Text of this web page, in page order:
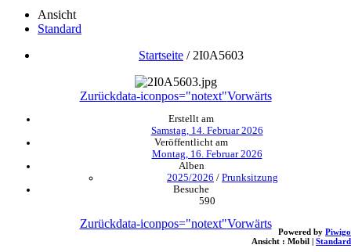
Ansicht
Standard
Startseite / 2I0A5603
Zurückdata-iconpos="notext"Vorwärts
Erstellt am
Samstag, 14. Februar 2026
Veröffentlicht am
Montag, 16. Februar 2026
Alben
2025/2026 / Prunksitzung
Besuche
590
Zurückdata-iconpos="notext"Vorwärts
Powered by Piwigo
Ansicht : Mobil | Standard